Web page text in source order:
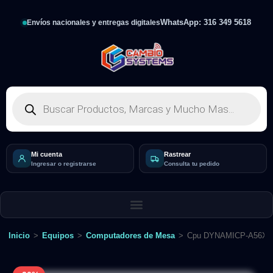
Envíos nacionales y entregas digitalesWhatsApp: 316 349 5618
Mi cuenta
Ingresar o registrarse
Rastrear
Consulta tu pedido
Inicio > Equipos > Computadores de Mesa > Cpu DYNAMICP-